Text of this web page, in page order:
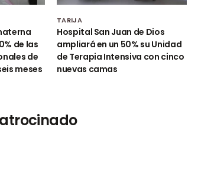
de las
de
meses
TARIJA
Hospital San Juan de Dios
ampliará en un 50% su Unidad
de Terapia Intensiva con cinco
nuevas camas